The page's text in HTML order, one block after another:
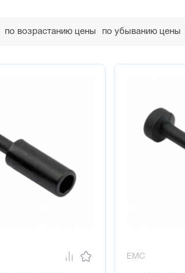
по возрастанию цены по убыванию цены
EMC